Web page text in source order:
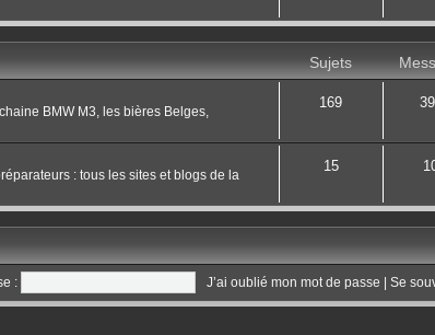
Sujets
BMW M3, les bières Belges,
169
: tous les sites et blogs de la
15
: J’ai oublié mon mot de passe | Se